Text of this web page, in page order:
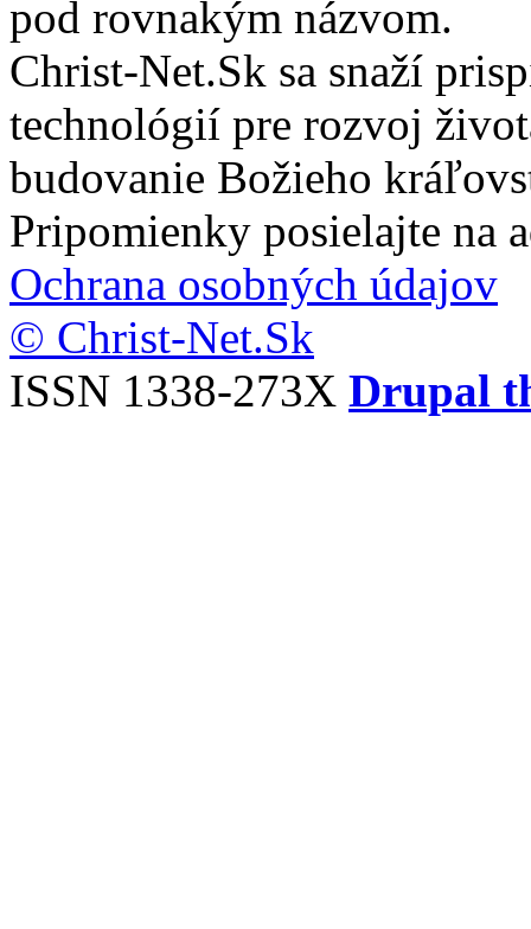
pod rovnakým názvom.
Christ-Net.Sk sa snaží
technológií pre rozvoj
budovanie Božieho
Pripomienky posielajte na
Ochrana osobných údajov
© Christ-Net.Sk
ISSN 1338-273X Drupal